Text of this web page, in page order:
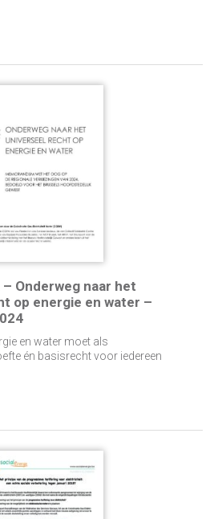
Onderweg naar het
op energie en water –
en water moet als
én basisrecht voor iedereen